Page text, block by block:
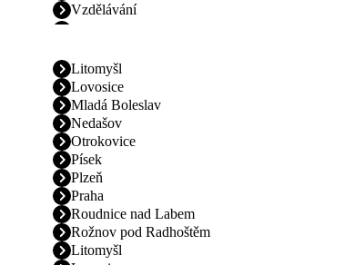
Vzdělávání
Litomyšl
Lovosice
Mladá Boleslav
Nedašov
Otrokovice
Písek
Plzeň
Praha
Roudnice nad Labem
Rožnov pod Radhoštěm
Litomyšl